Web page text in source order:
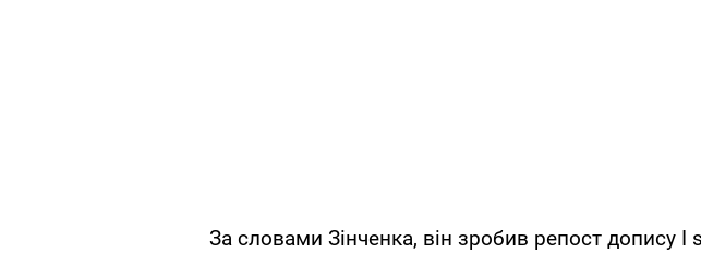
За словами Зінченка, він зробив репост допису I